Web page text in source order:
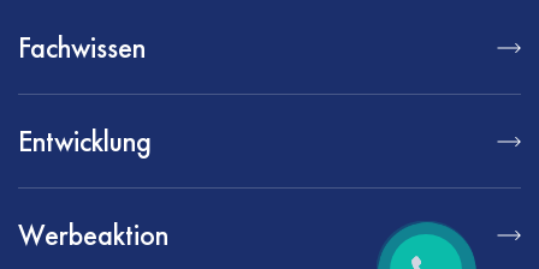
Fachwissen
Entwicklung
Werbeaktion